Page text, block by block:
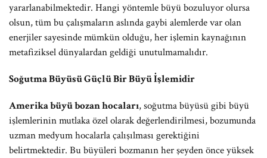
yararlanabilmektedir. Hangi yöntemle büyü bozuluyor olursa
olsun, tüm bu çalışmaların aslında gaybi alemlerde var olan
enerjiler sayesinde mümkün olduğu, her işlemin kaynağının
metafiziksel dünyalardan geldiği unutulmamalıdır.
Soğutma Büyüsü Güçlü Bir Büyü İşlemidir
Amerika büyü bozan hocaları, soğutma büyüsü gibi büyü
işlemlerinin mutlaka özel olarak değerlendirilmesi, bozumunda
uzman medyum hocalarla çalışılması gerektiğini
belirtmektedir. Bu büyüleri bozmanın her şeyden önce yüksek